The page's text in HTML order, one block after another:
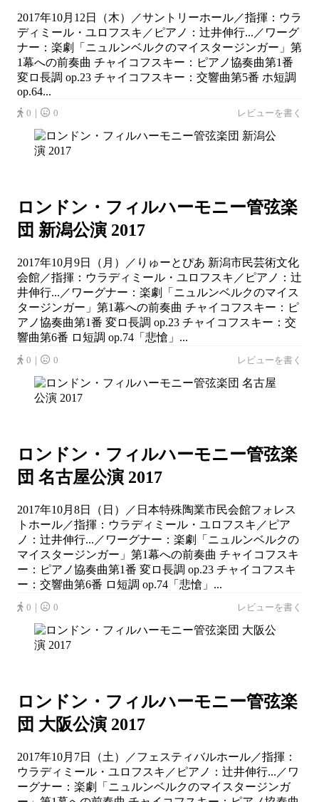
2017年10月12日（木）／サントリーホール／指揮：ウラ
ディミール・ユロフスキ／ピアノ：辻井伸行...／ワーグ
ナー：楽劇「ニュルンベルクのマイスタージンガー」第
1幕への前奏曲 チャイコフスキー：ピアノ協奏曲第1番
変ロ長調 op.23 チャイコフスキー：交響曲第5番 ホ短調
op.64...
0｜ 0 レビューを書く
ロンドン・フィルハーモニー管弦楽
団 新潟公演 2017
2017年10月9日（月）／りゅーとぴあ 新潟市民芸術文化
会館／指揮：ウラディミール・ユロフスキ／ピアノ：辻
井伸行...／ワーグナー：楽劇「ニュルンベルクのマイス
タージンガー」第1幕への前奏曲 チャイコフスキー：ピ
アノ協奏曲第1番 変ロ長調 op.23 チャイコフスキー：交
響曲第6番 ロ短調 op.74「悲愴」...
0｜ 0 レビューを書く
ロンドン・フィルハーモニー管弦楽
団 名古屋公演 2017
2017年10月8日（日）／日本特殊陶業市民会館フォレス
トホール／指揮：ウラディミール・ユロフスキ／ピア
ノ：辻井伸行...／ワーグナー：楽劇「ニュルンベルクの
マイスタージンガー」第1幕への前奏曲 チャイコフスキ
ー：ピアノ協奏曲第1番 変ロ長調 op.23 チャイコフスキ
ー：交響曲第6番 ロ短調 op.74「悲愴」...
0｜ 0 レビューを書く
ロンドン・フィルハーモニー管弦楽
団 大阪公演 2017
2017年10月7日（土）／フェスティバルホール／指揮：
ウラディミール・ユロフスキ／ピアノ：辻井伸行...／ワ
ーグナー：楽劇「ニュルンベルクのマイスタージンガ